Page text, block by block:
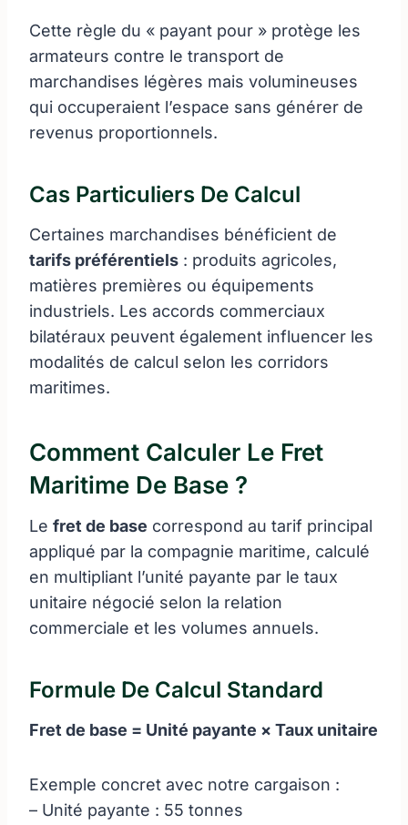
Cette règle du « payant pour » protège les
armateurs contre le transport de
marchandises légères mais volumineuses
qui occuperaient l’espace sans générer de
revenus proportionnels.
Cas Particuliers De Calcul
Certaines marchandises bénéficient de
tarifs préférentiels : produits agricoles,
matières premières ou équipements
industriels. Les accords commerciaux
bilatéraux peuvent également influencer les
modalités de calcul selon les corridors
maritimes.
Comment Calculer Le Fret
Maritime De Base ?
Le fret de base correspond au tarif principal
appliqué par la compagnie maritime, calculé
en multipliant l’unité payante par le taux
unitaire négocié selon la relation
commerciale et les volumes annuels.
Formule De Calcul Standard
Fret de base = Unité payante × Taux unitaire
Exemple concret avec notre cargaison :
– Unité payante : 55 tonnes